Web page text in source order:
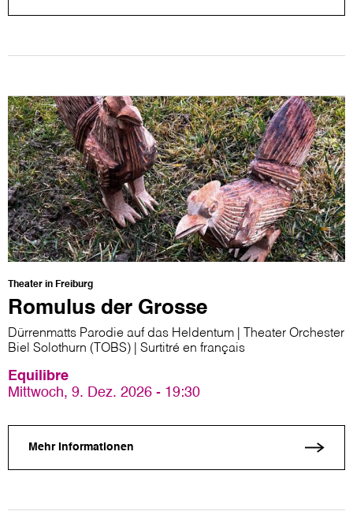
Theater in Freiburg
Romulus der Grosse
Dürrenmatts Parodie auf das Heldentum | Theater Orchester
Biel Solothurn (TOBS) | Surtitré en français
Equilibre
Mittwoch, 9. Dez. 2026 - 19:30
Mehr Informationen